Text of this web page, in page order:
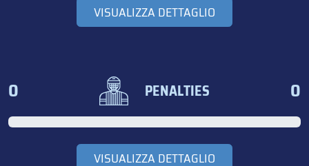
VISUALIZZA DETTAGLIO
0 PENALTIES 0
VISUALIZZA DETTAGLIO